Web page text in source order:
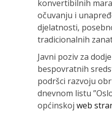
konvertibilnih
očuvanju i
djelatnosti,
tradicionalnih
Javni poziv za
bespovratnih
podršci razvoju
dnevnom listu
općinskoj web